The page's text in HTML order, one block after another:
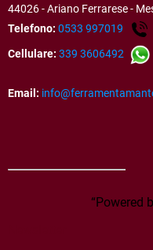
44026 - Ariano Ferrarese -
Telefono: 0533 997019
Cellulare: 339 3606492
Email:
“Powered